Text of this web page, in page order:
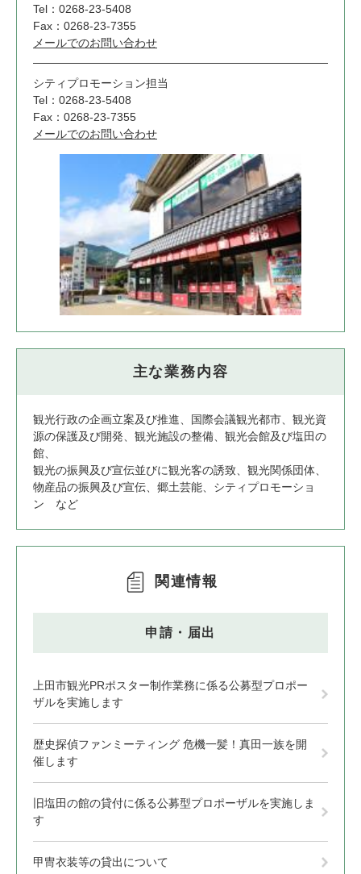
Tel：0268-23-5408
Fax：0268-23-7355
メールでのお問い合わせ
シティプロモーション担当
Tel：0268-23-5408
Fax：0268-23-7355
メールでのお問い合わせ
主な業務内容
観光行政の企画立案及び推進、国際会議観光都市、観光資
源の保護及び開発、観光施設の整備、観光会館及び塩田の
館、
観光の振興及び宣伝並びに観光客の誘致、観光関係団体、
物産品の振興及び宣伝、郷土芸能、シティプロモーショ
ン など
関連情報
申請・届出
上田市観光PRポスター制作業務に係る公募型プロポー
ザルを実施します
歴史探偵ファンミーティング 危機一髪！真田一族を開
催します
旧塩田の館の貸付に係る公募型プロポーザルを実施しま
す
甲冑衣装等の貸出について